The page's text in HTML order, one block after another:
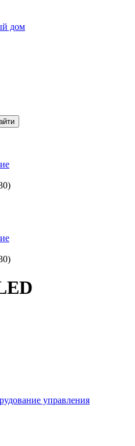
дом
управления